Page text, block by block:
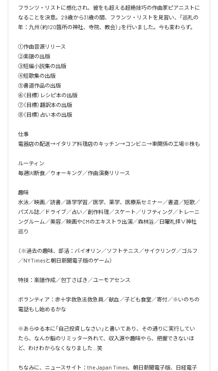
フランツ・リストに感化され、彼をも超える超絶技巧の作曲家ピアニストに
なることを決意。29歳から31歳の間、フランツ・リストを見習い、「巡礼の
年：九州（約120箇所の神社、寺院、教会）」を行いました。今も変わらず。
①作曲音源リリース
②楽譜の出版
③短編小説集の出版
④短歌集の出版
⑤書道作品の出版
⑥（目標）レシピ本の出版
⑦（目標）翻訳本の出版
⑧（目標）占い本の出版
仕事
電器店の配送→イタリア料理店のキッチン→コンビニ→車関係の工場※株も
ルーティン
毎週㈫断食／ウォーキング／作曲演奏リリース
趣味
水泳／映画／読書／語学学習／医学、薬学、医療系セミナー／書道／短歌／
パズル誌／ドライブ／占い／創作料理／スケート／リフティング／トレーニ
ングルーム／美容／映画やCMのエキストラ出演／森林浴／日曜礼拝∨神社
巡り
（※過去の趣味、部活：バイオリン／ソフトテニス／サイクリング／ゴルフ
／NYTimesと朝日新聞電子版のゲーム）
特技：楽譜作成／包丁さばき／ユーモアセンス
ボランティア：赤十字救急法救急員／献血／子ども食堂／寄付／※いのちの
電話もし始めるかな
※あらゆる本に「自己投資しなさい」と書いてあり、その通りに実行してい
たら、なんか脳のリミッター外れて、収入源や趣味やら、把握できないほ
ど、わけわからなくなりました…笑
ちなみに、ニュースサイト：the Japan Times、朝日新聞電子版、日経電子